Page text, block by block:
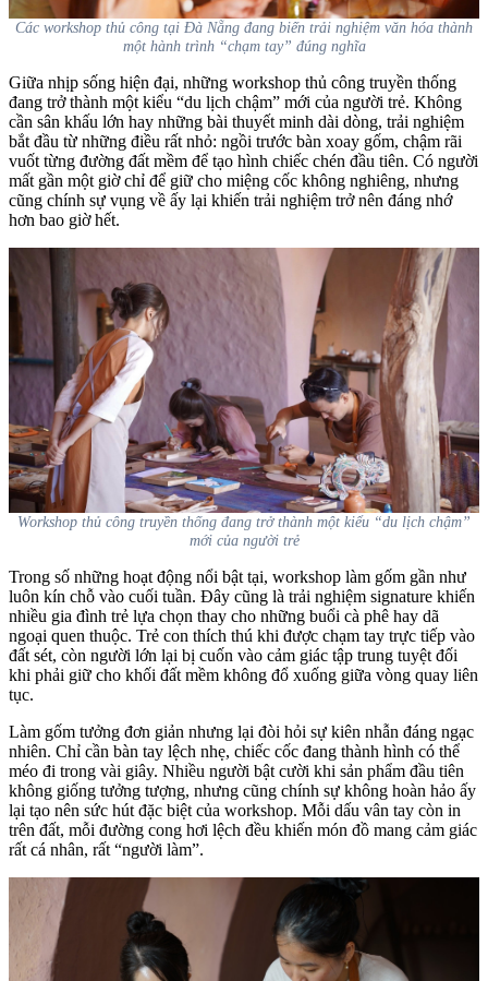
Các workshop thủ công tại Đà Nẵng đang biến trải nghiệm văn hóa thành
một hành trình “chạm tay” đúng nghĩa
Giữa nhịp sống hiện đại, những workshop thủ công truyền thống
đang trở thành một kiểu “du lịch chậm” mới của người trẻ. Không
cần sân khấu lớn hay những bài thuyết minh dài dòng, trải nghiệm
bắt đầu từ những điều rất nhỏ: ngồi trước bàn xoay gốm, chậm rãi
vuốt từng đường đất mềm để tạo hình chiếc chén đầu tiên. Có người
mất gần một giờ chỉ để giữ cho miệng cốc không nghiêng, nhưng
cũng chính sự vụng về ấy lại khiến trải nghiệm trở nên đáng nhớ
hơn bao giờ hết.
Workshop thủ công truyền thống đang trở thành một kiểu “du lịch chậm”
mới của người trẻ
Trong số những hoạt động nổi bật tại, workshop làm gốm gần như
luôn kín chỗ vào cuối tuần. Đây cũng là trải nghiệm signature khiến
nhiều gia đình trẻ lựa chọn thay cho những buổi cà phê hay dã
ngoại quen thuộc. Trẻ con thích thú khi được chạm tay trực tiếp vào
đất sét, còn người lớn lại bị cuốn vào cảm giác tập trung tuyệt đối
khi phải giữ cho khối đất mềm không đổ xuống giữa vòng quay liên
tục.
Làm gốm tưởng đơn giản nhưng lại đòi hỏi sự kiên nhẫn đáng ngạc
nhiên. Chỉ cần bàn tay lệch nhẹ, chiếc cốc đang thành hình có thể
méo đi trong vài giây. Nhiều người bật cười khi sản phẩm đầu tiên
không giống tưởng tượng, nhưng cũng chính sự không hoàn hảo ấy
lại tạo nên sức hút đặc biệt của workshop. Mỗi dấu vân tay còn in
trên đất, mỗi đường cong hơi lệch đều khiến món đồ mang cảm giác
rất cá nhân, rất “người làm”.